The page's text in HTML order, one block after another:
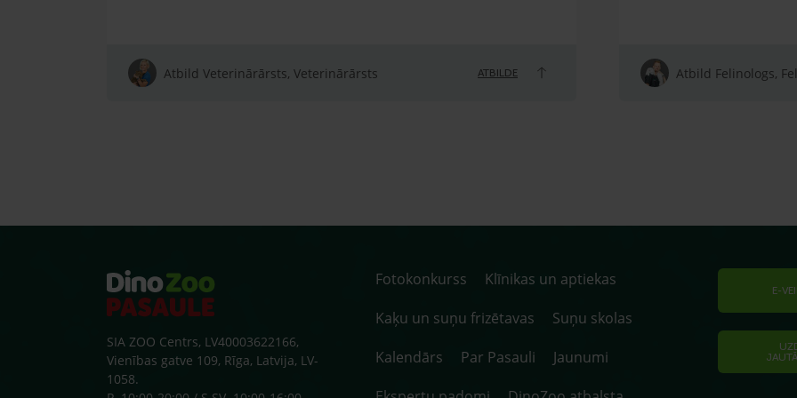
Atbild Veterinārārsts, Veterinārārsts ATBILDE Atbild Felinologs,
SIA ZOO Centrs, LV40003622166,
Vienības gatve 109, Rīga, Latvija, LV-
1058.
Fotokonkurss
Klīnikas un aptiekas
Kaķu un suņu frizētavas
Suņu skolas
Kalendārs
Par Pasauli
Jaunumi
E-